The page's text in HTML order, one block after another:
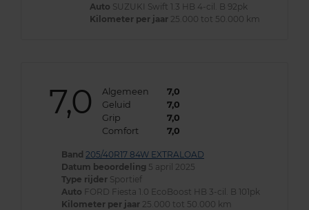
Auto SUZUKI Swift 1.3 HB 4-cil. B 92pk
Kilometer per jaar 25.000 tot 50.000 km
7,0 Algemeen
7,0
Geluid
7,0
Grip
7,0
Comfort
7,0
Band 205/40R17 84W EXTRALOAD
Datum beoordeling 5 april 2025
Type rijder Sportief
Auto FORD Fiesta 1.0 EcoBoost HB 3-cil. B 101pk
Kilometer per jaar 25.000 tot 50.000 km